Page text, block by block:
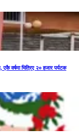
वर्षमा भित्रिए २० हजार पर्यटक